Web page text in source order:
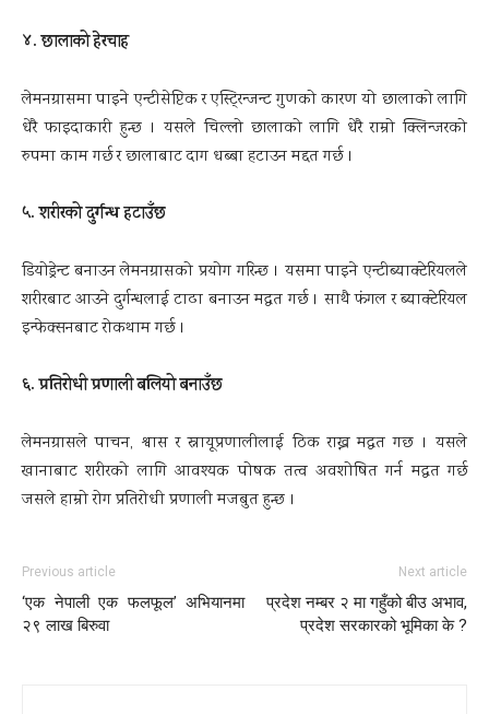
४. छालाको हेरचाह
लेमनग्रासमा पाइने एन्टीसेप्टिक र एस्टि्रन्जन्ट गुणको कारण यो छालाको लागि
धेरै फाइदाकारी हुन्छ । यसले चिल्लो छालाको लागि धेरै राम्रो क्लिन्जरको
रुपमा काम गर्छ र छालाबाट दाग धब्बा हटाउन मद्दत गर्छ ।
५. शरीरको दुर्गन्ध हटाउँछ
डियोड्रेन्ट बनाउन लेमनग्रासको प्रयोग गरिन्छ । यसमा पाइने एन्टीब्याक्टेरियलले
शरीरबाट आउने दुर्गन्धलाई टाढा बनाउन मद्धत गर्छ । साथै फंगल र ब्याक्टेरियल
इन्फेक्सनबाट रोकथाम गर्छ ।
६. प्रतिरोधी प्रणाली बलियो बनाउँछ
लेमनग्रासले पाचन, श्वास र स्नायूप्रणालीलाई ठिक राख्न मद्धत गछ । यसले
खानाबाट शरीरको लागि आवश्यक पोषक तत्व अवशोषित गर्न मद्धत गर्छ
जसले हाम्रो रोग प्रतिरोधी प्रणाली मजबुत हुन्छ ।
Previous article
‘एक नेपाली एक फलफूल’ अभियानमा
२९ लाख बिरुवा
Next article
प्रदेश नम्बर २ मा गहुँको बीउ अभाव,
प्रदेश सरकारको भूमिका के ?